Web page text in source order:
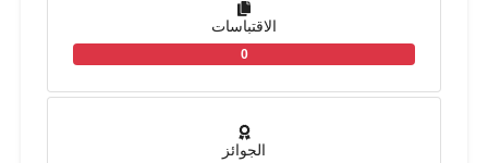
الاقتباسات
0
الجوائز